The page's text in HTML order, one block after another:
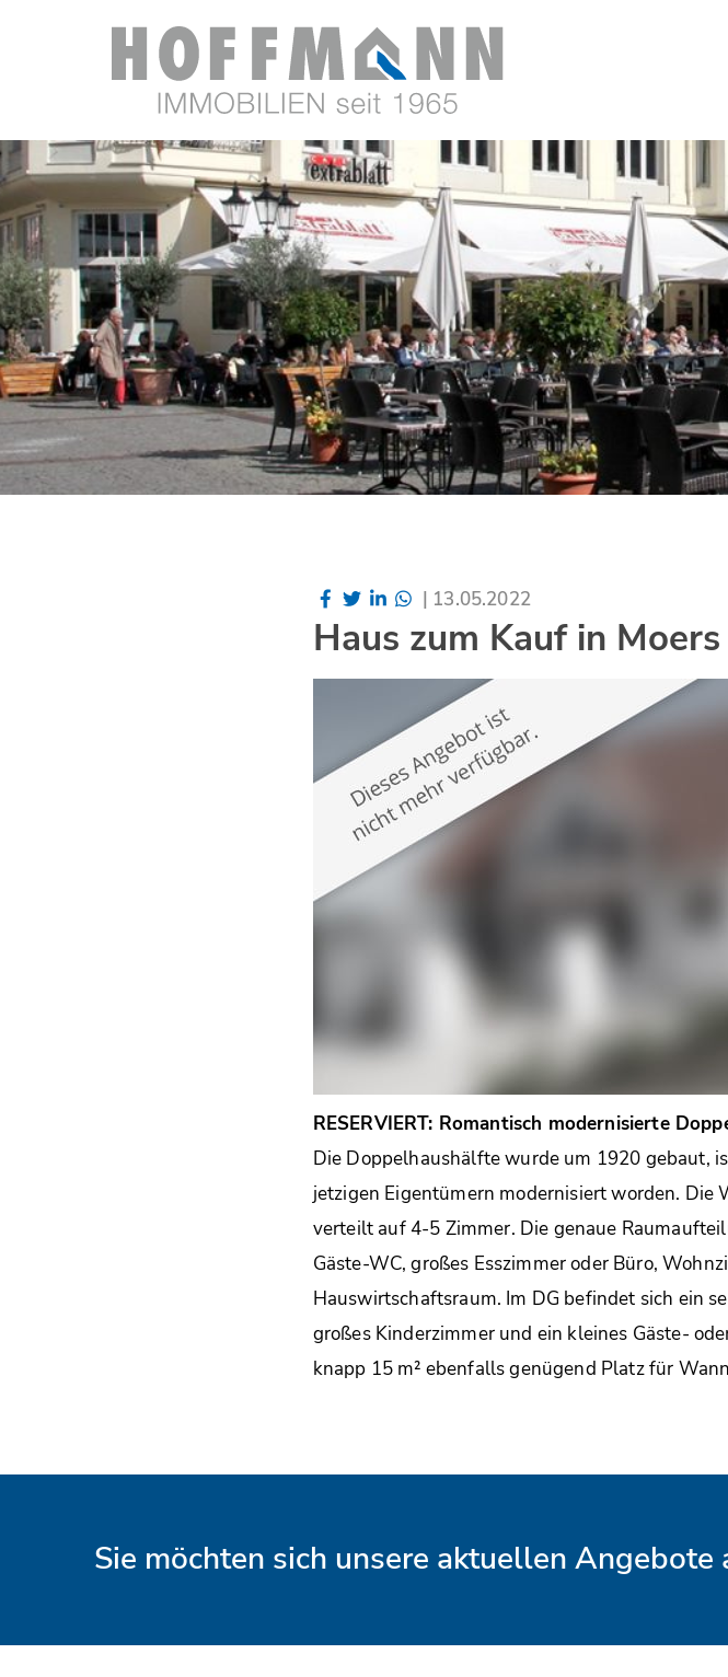
| 13.05.2022
Haus zum Kauf in
RESERVIERT: Romantisch modernisierte
Die Doppelhaushälfte wurde um 1920 gebaut,
jetzigen Eigentümern modernisiert worden.
verteilt auf 4-5 Zimmer. Die genaue
Gäste-WC, großes Esszimmer oder Büro,
Hauswirtschaftsraum. Im DG befindet sich ein
großes Kinderzimmer und ein kleines Gäste-
knapp 15 m² ebenfalls genügend Platz für
Sie möchten sich unsere aktuellen Angebote